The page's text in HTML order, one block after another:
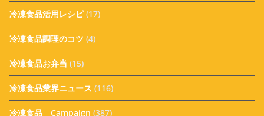
冷凍食品活用レシピ(17)
冷凍食品調理のコツ (4)
冷凍食品お弁当 (15)
冷凍食品業界ニュース (116)
冷凍食品 Campaign (387)